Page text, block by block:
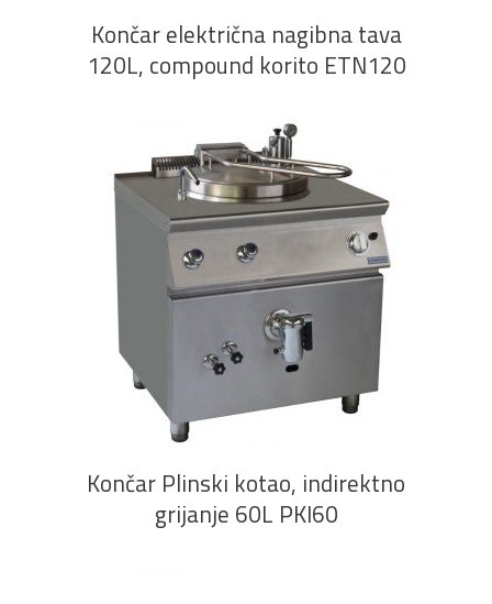
Končar električna nagibna tava
120L, compound korito ETN120
PROČITAJ VIŠE
Končar Plinski kotao, indirektno
grijanje 60L PKI60